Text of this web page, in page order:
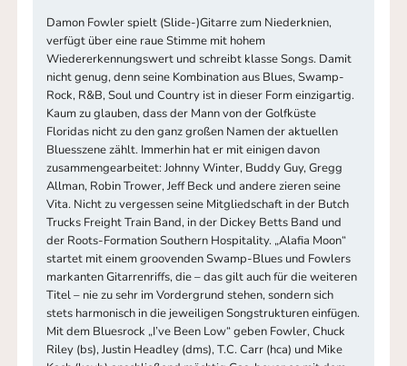
Damon Fowler spielt (Slide-)Gitarre zum Niederknien,
verfügt über eine raue Stimme mit hohem
Wiedererkennungswert und schreibt klasse Songs. Damit
nicht genug, denn seine Kombination aus Blues, Swamp-
Rock, R&B, Soul und Country ist in dieser Form einzigartig.
Kaum zu glauben, dass der Mann von der Golfküste
Floridas nicht zu den ganz großen Namen der aktuellen
Bluesszene zählt. Immerhin hat er mit einigen davon
zusammengearbeitet: Johnny Winter, Buddy Guy, Gregg
Allman, Robin Trower, Jeff Beck und andere zieren seine
Vita. Nicht zu vergessen seine Mitgliedschaft in der Butch
Trucks Freight Train Band, in der Dickey Betts Band und
der Roots-Formation Southern Hospitality. „Alafia Moon“
startet mit einem groovenden Swamp-Blues und Fowlers
markanten Gitarrenriffs, die – das gilt auch für die weiteren
Titel – nie zu sehr im Vordergrund stehen, sondern sich
stets harmonisch in die jeweiligen Songstrukturen einfügen.
Mit dem Bluesrock „I’ve Been Low“ geben Fowler, Chuck
Riley (bs), Justin Headley (dms), T.C. Carr (hca) und Mike